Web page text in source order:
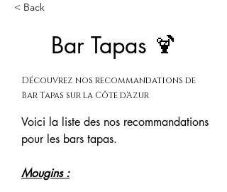
< Back
Bar Tapas 🍹
Découvrez nos recommandations de
Bar Tapas sur la Côte d'Azur
Voici la liste des nos recommandations
pour les bars tapas.
Mougins :